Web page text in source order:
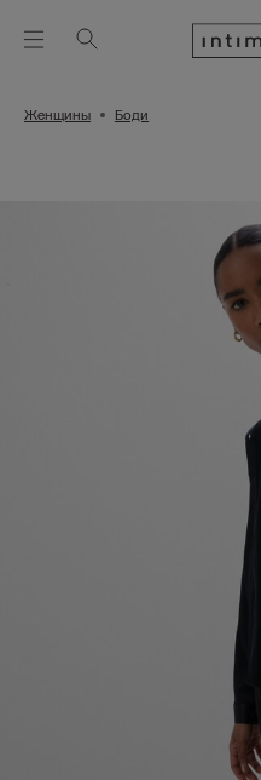
Женщины Боди